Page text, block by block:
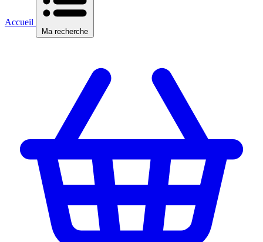
Accueil
Ma recherche